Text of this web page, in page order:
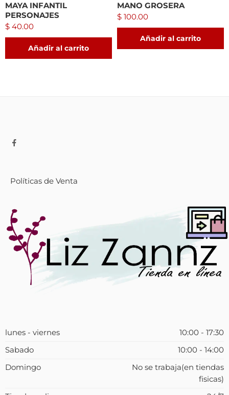
MAYA INFANTIL
PERSONAJES
$ 40.00
Añadir al carrito
MANO GROSERA
$ 100.00
Añadir al carrito
Políticas de Venta
lunes - viernes
10:00 - 17:30
Sabado
10:00 - 14:00
Domingo
No se trabaja(en tiendas
fisicas)